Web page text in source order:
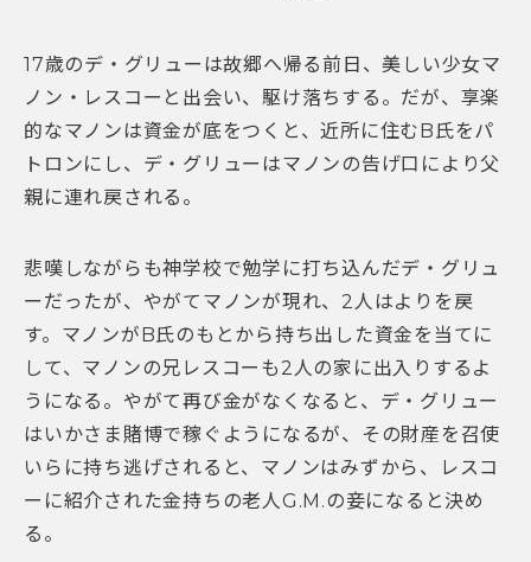
17歳のデ・グリューは故郷へ帰る前日、美しい少女マ
ノン・レスコーと出会い、駆け落ちする。だが、享楽
的なマノンは資金が底をつくと、近所に住むB氏をパ
トロンにし、デ・グリューはマノンの告げ口により父
親に連れ戻される。
悲嘆しながらも神学校で勉学に打ち込んだデ・グリュ
ーだったが、やがてマノンが現れ、2人はよりを戻
す。マノンがB氏のもとから持ち出した資金を当てに
して、マノンの兄レスコーも2人の家に出入りするよ
うになる。やがて再び金がなくなると、デ・グリュー
はいかさま賭博で稼ぐようになるが、その財産を召使
いらに持ち逃げされると、マノンはみずから、レスコ
ーに紹介された金持ちの老人G.M.の妾になると決め
る。